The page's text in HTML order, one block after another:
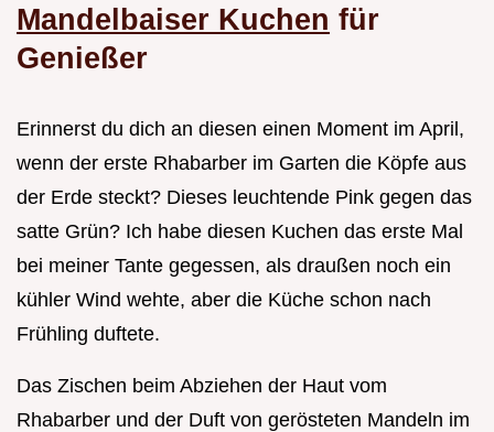
Mandelbaiser Kuchen für
Genießer
Erinnerst du dich an diesen einen Moment im April,
wenn der erste Rhabarber im Garten die Köpfe aus
der Erde steckt? Dieses leuchtende Pink gegen das
satte Grün? Ich habe diesen Kuchen das erste Mal
bei meiner Tante gegessen, als draußen noch ein
kühler Wind wehte, aber die Küche schon nach
Frühling duftete.
Das Zischen beim Abziehen der Haut vom
Rhabarber und der Duft von gerösteten Mandeln im